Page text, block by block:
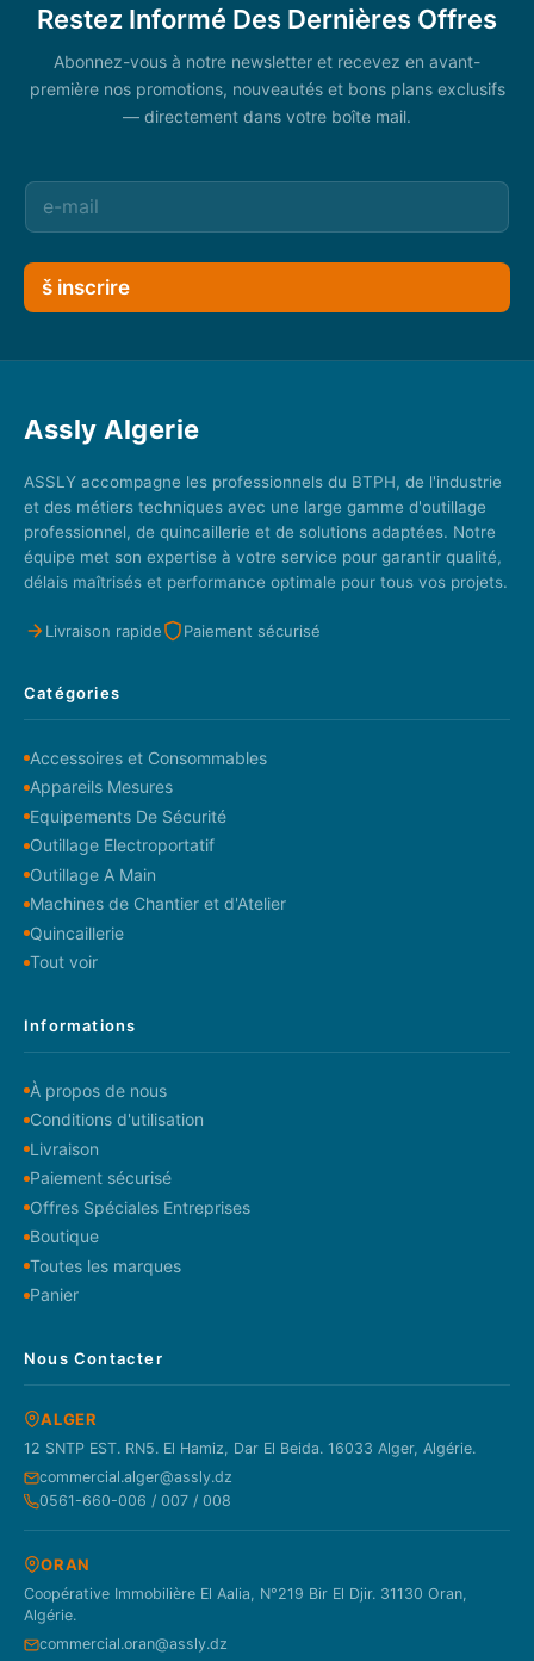
Restez Informé Des Dernières Offres
Abonnez-vous à notre newsletter et recevez en avant-
première nos promotions, nouveautés et bons plans exclusifs
— directement dans votre boîte mail.
š inscrire
Assly Algerie
ASSLY accompagne les professionnels du BTPH, de l'industrie
et des métiers techniques avec une large gamme d'outillage
professionnel, de quincaillerie et de solutions adaptées. Notre
équipe met son expertise à votre service pour garantir qualité,
délais maîtrisés et performance optimale pour tous vos projets.
Livraison rapide Paiement sécurisé
Catégories
Accessoires et Consommables
Appareils Mesures
Equipements De Sécurité
Outillage Electroportatif
Outillage A Main
Machines de Chantier et d'Atelier
Quincaillerie
Tout voir
Informations
À propos de nous
Conditions d'utilisation
Livraison
Paiement sécurisé
Offres Spéciales Entreprises
Boutique
Toutes les marques
Panier
Nous Contacter
ALGER
12 SNTP EST. RN5. El Hamiz, Dar El Beida. 16033 Alger, Algérie.
commercial.alger@assly.dz
0561-660-006 / 007 / 008
ORAN
Coopérative Immobilière El Aalia, N°219 Bir El Djir. 31130 Oran,
Algérie.
commercial.oran@assly.dz